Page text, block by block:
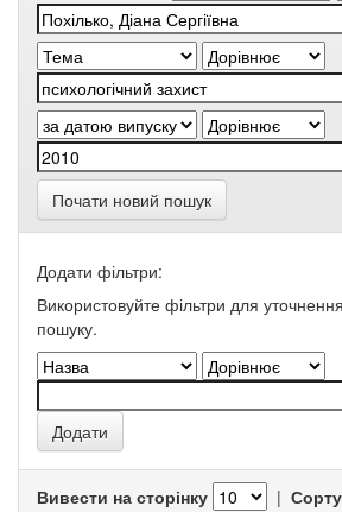
Почати новий пошук
Додати фільтри:
Використовуйте фільтри для
пошуку.
Вивести на сторінку |